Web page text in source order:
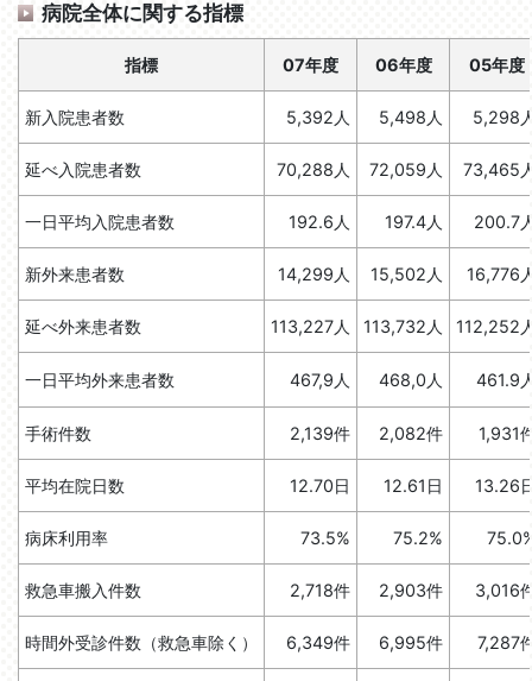
病院全体に関する指標
指標 07年度 06年度 05年度
新入院患者数 5,392人 5,498人 5,298
延べ入院患者数 70,288人 72,059人 73,465
一日平均入院患者数 192.6人 197.4人 200.7
新外来患者数 14,299人 15,502人 16,776
延べ外来患者数 113,227人 113,732人 112,252
一日平均外来患者数 467,9人 468,0人 461.9
手術件数 2,139件 2,082件 1,931
平均在院日数 12.70日 12.61日 13.26
病床利用率 73.5% 75.2%
救急車搬入件数 2,718件 2,903件 3,016
時間外受診件数（救急車除く） 6,349件 6,995件 7,287